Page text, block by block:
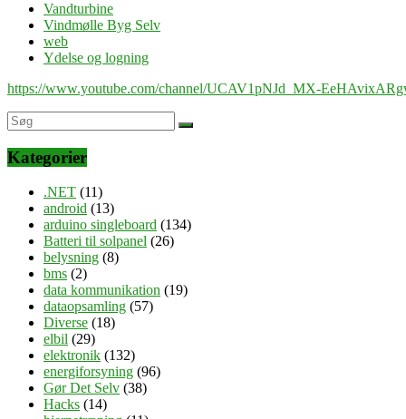
Vandturbine
Vindmølle Byg Selv
web
Ydelse og logning
https://www.youtube.com/channel/UCAV1pNJd_MX-
Kategorier
.NET (11)
android (13)
arduino singleboard (134)
Batteri til solpanel (26)
belysning (8)
bms (2)
data kommunikation (19)
dataopsamling (57)
Diverse (18)
elbil (29)
elektronik (132)
energiforsyning (96)
Gør Det Selv (38)
Hacks (14)